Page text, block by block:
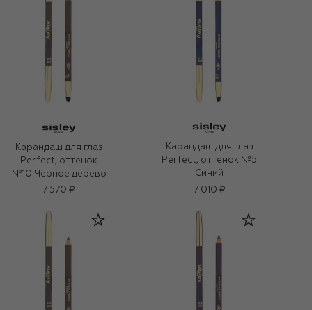
Карандаш для глаз
Perfect, оттенок
№10 Черное дерево
7 570 ₽
Карандаш для глаз
Perfect, оттенок №5
Синий
7 010 ₽